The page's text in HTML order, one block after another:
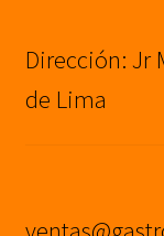
Dirección: Jr
de Lima